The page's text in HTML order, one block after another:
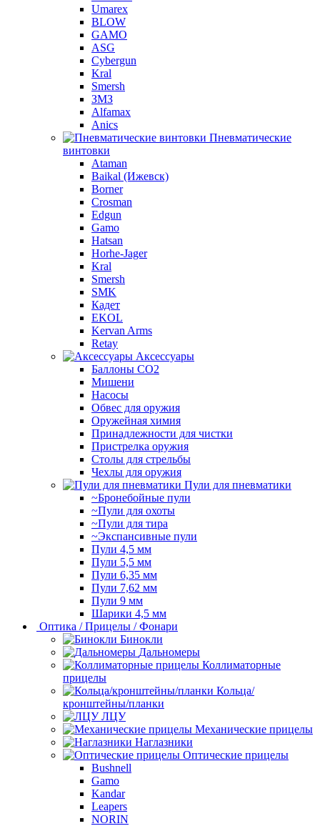
Umarex
BLOW
GAMO
ASG
Cybergun
Kral
Smersh
ЗМЗ
Alfamax
Anics
Пневматические
винтовки
Ataman
Baikal (Ижевск)
Borner
Crosman
Edgun
Gamo
Hatsan
Horhe-Jager
Kral
Smersh
SMK
Кадет
EKOL
Kervan Arms
Retay
Аксессуары
Баллоны СО2
Мишени
Насосы
Обвес для оружия
Оружейная химия
Принадлежности для чистки
Пристрелка оружия
Столы для стрельбы
Чехлы для оружия
Пули для пневматики
~Бронебойные пули
~Пули для охоты
~Пули для тира
~Экспансивные пули
Пули 4,5 мм
Пули 5,5 мм
Пули 6,35 мм
Пули 7,62 мм
Пули 9 мм
Шарики 4,5 мм
Оптика / Прицелы / Фонари
Бинокли
Дальномеры
Коллиматорные
прицелы
Кольца/
кронштейны/планки
ЛЦУ
Механические прицелы
Наглазники
Оптические прицелы
Bushnell
Gamo
Kandar
Leapers
NORIN